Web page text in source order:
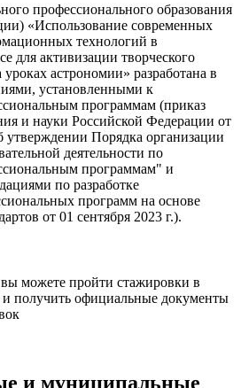
профессионального образования
«Использование современных
технологий в
для активизации творческого
астрономии» разработана в
установленными к
программам (приказ
и науки Российской Федерации от
Порядка организации
деятельности по
программам" и
по разработке
программ на основе
от 01 сентября 2023 г.).
можете пройти стажировки в
получить официальные документы
и муниципальные